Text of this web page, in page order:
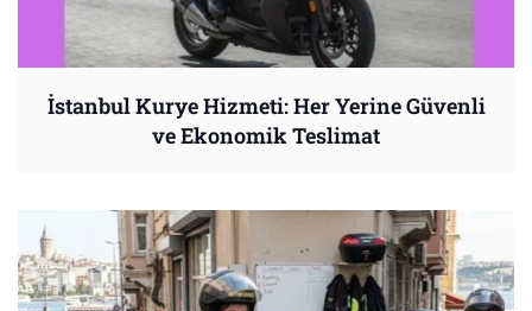
İstanbul Kurye Hizmeti: Her Yerine Güvenli
ve Ekonomik Teslimat